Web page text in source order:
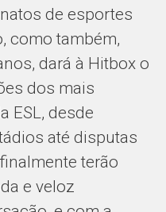
de esportes
como também,
dará à Hitbox o
dos mais
ESL, desde
até disputas
terão
e veloz